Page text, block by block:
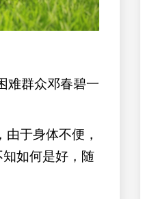
难群众邓春碧一
于身体不便，
如何是好，随